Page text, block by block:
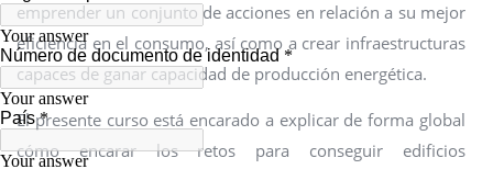
emprender un conjunto de acciones en relación a su mejor
eficiencia en el consumo, así como a crear infraestructuras
capaces de ganar capacidad de producción energética.
El presente curso está encarado a explicar de forma global
cómo encarar los retos para conseguir edificios